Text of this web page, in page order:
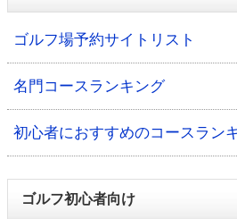
ゴルフ場予約サイトリスト
名門コースランキング
初心者におすすめのコースラン
ゴルフ初心者向け